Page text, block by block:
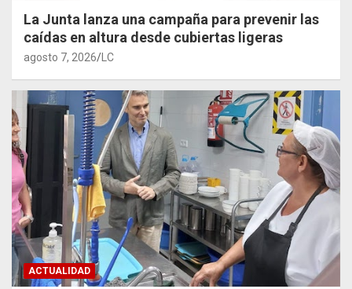
La Junta lanza una campaña para prevenir las
caídas en altura desde cubiertas ligeras
agosto 7, 2026 LC
ACTUALIDAD